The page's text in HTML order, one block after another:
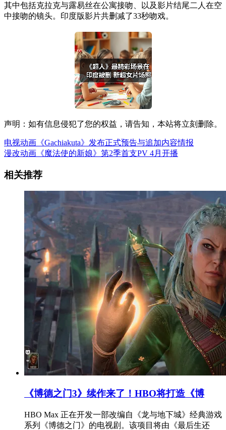
其中包括克拉克与露易丝在公寓接吻、以及影片结尾二人在空
中接吻的镜头。印度版影片共删减了33秒吻戏。
声明：如有信息侵犯了您的权益，请告知，本站将立刻删除。
电视动画《Gachiakuta》发布正式预告与追加内容情报
漫改动画《魔法使的新娘》第2季首支PV 4月开播
相关推荐
《博德之门3》续作来了！HBO将打造《博
HBO Max 正在开发一部改编自《龙与地下城》经典游戏
系列《博德之门》的电视剧。该项目将由《最后生还